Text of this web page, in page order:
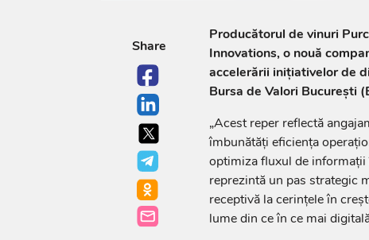
Share
Producătorul de vinuri
Innovations, o nouă
accelerării inițiativelor de
Bursa de Valori București
„Acest reper reflectă
îmbunătăți eficiența
optimiza fluxul de
reprezintă un pas strategic
receptivă la cerințele în
lume din ce în ce mai